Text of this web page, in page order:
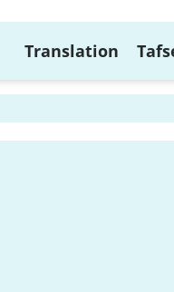
Translation